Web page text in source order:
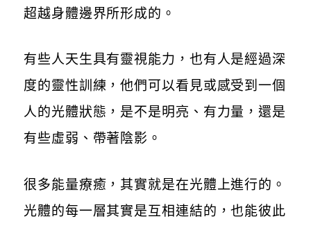
超越身體邊界所形成的。
有些人天生具有靈視能力，也有人是經過深
度的靈性訓練，他們可以看見或感受到一個
人的光體狀態，是不是明亮、有力量，還是
有些虛弱、帶著陰影。
很多能量療癒，其實就是在光體上進行的。
光體的每一層其實是互相連結的，也能彼此